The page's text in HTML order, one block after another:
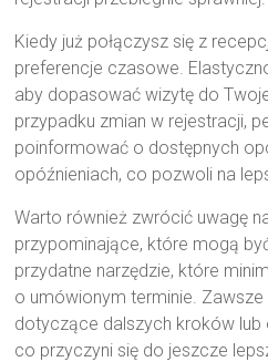
Kiedy już połączysz się z
preferencje czasowe.
aby dopasować wizytę do
przypadku zmian w rejestracji,
poinformować o dostępnych
opóźnieniach, co pozwoli na
Warto również zwrócić uwagę
przypominające, które mogą
przydatne narzędzie, które
o umówionym terminie.
dotyczące dalszych kroków lub
co przyczyni się do jeszcze